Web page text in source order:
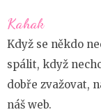
na
obsah
(stiskněte
Enter)
Kahak
Když se někdo
spálit, když
dobře zvažovat,
náš web.